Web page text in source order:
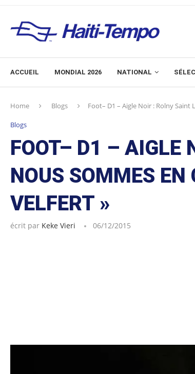
ACCUEIL MONDIAL 2026 NATIONAL
Home Blogs Foot– D1 – Aigle Noir : Rolny Saint
Blogs
FOOT– D1 – AIGLE
NOUS SOMMES
VELFERT »
écrit par Keke Vieri 06/12/2015